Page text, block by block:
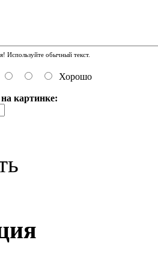
Используйте обычный текст.
Хорошо
картинке: